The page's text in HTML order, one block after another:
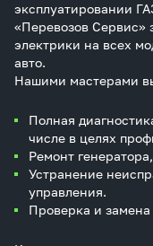
эксплуатировании
«Перевозов Сервис»
электрики на всех
авто.
Нашими мастерами
Полная
числе в целях
Ремонт
Устранение
управления.
Проверка и замена